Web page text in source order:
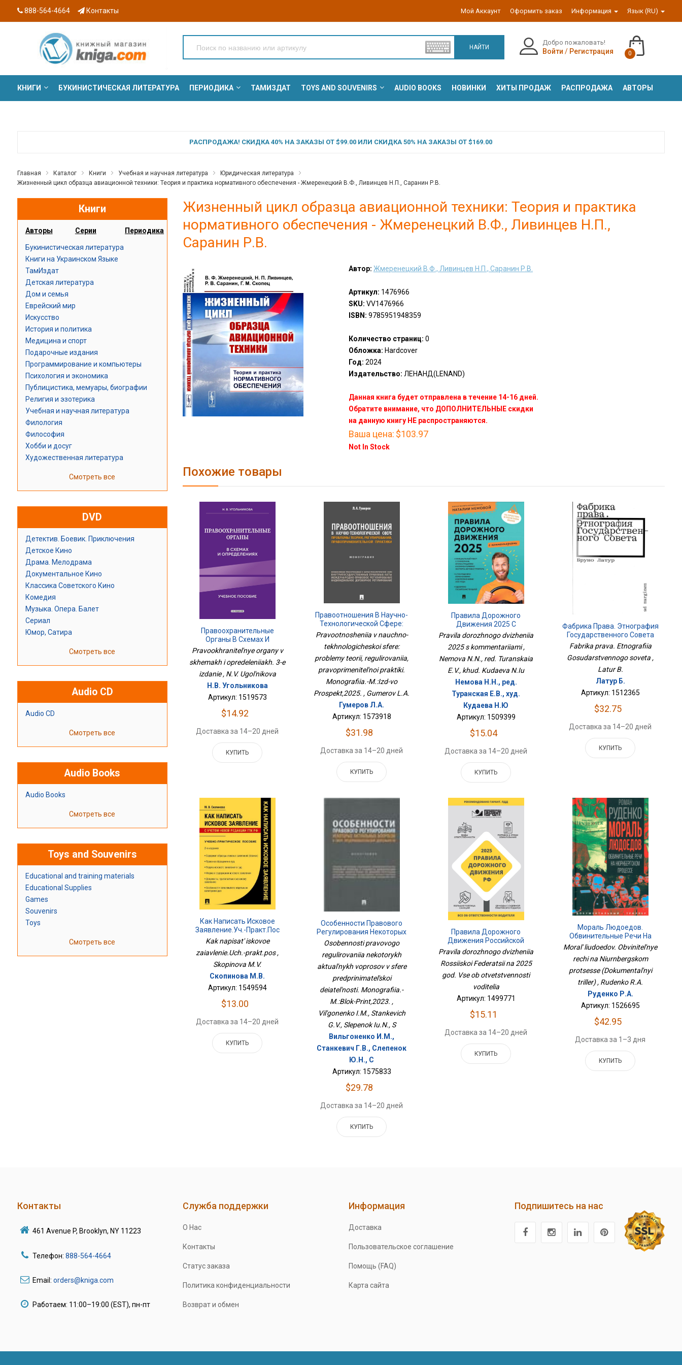
888-564-4664 Контакты Мой Аккаунт Оформить заказ Информация Язык (RU)
НАЙТИ
Добро пожаловать!
Войти / Регистрация 0
КНИГИ БУКИНИСТИЧЕСКАЯ ЛИТЕРАТУРА ПЕРИОДИКА ТАМИЗДАТ TOYS AND SOUVENIRS AUDIO BOOKS НОВИНКИ ХИТЫ ПРОДАЖ РАСПРОДАЖА АВТОРЫ
РАСПРОДАЖА! СКИДКА 40% НА ЗАКАЗЫ ОТ $99.00 ИЛИ СКИДКА 50% НА ЗАКАЗЫ ОТ $169.00
Главная Каталог Книги Учебная и научная литература
Юридическая литература
Жизненный цикл образца авиационной техники: Теория и практика нормативного обеспечения - Жмеренецкий В.Ф., Ливинцев Н.П., Саранин Р.В.
Книги
Авторы Серии Периодика
Букинистическая литература
Книги на Украинском Языке
ТамИздат
Детская литература
Дом и семья
Еврейский мир
Искусство
История и политика
Медицина и спорт
Подарочные издания
Программирование и компьютеры
Психология и экономика
Публицистика, мемуары, биографии
Религия и эзотерика
Учебная и научная литература
Филология
Философия
Хобби и досуг
Художественная литература
Смотреть все
DVD
Детектив. Боевик. Приключения
Детское Кино
Драма. Мелодрама
Документальное Кино
Классика Советского Кино
Комедия
Музыка. Опера. Балет
Сериал
Юмор, Сатира
Смотреть все
Audio CD
Audio CD
Смотреть все
Audio Books
Audio Books
Смотреть все
Toys and Souvenirs
Educational and training materials
Educational Supplies
Games
Souvenirs
Toys
Смотреть все
Жизненный цикл образца авиационной техники: Теория и практика
нормативного обеспечения - Жмеренецкий В.Ф., Ливинцев Н.П.,
Саранин Р.В.
Автор: Жмеренецкий В.Ф., Ливинцев Н.П., Саранин Р.В.
Артикул: 1476966
SKU: VV1476966
ISBN: 9785951948359
Количество страниц: 0
Обложка: Hardcover
Год: 2024
Издательство: ЛЕНАНД(LENAND)
Данная книга будет отправлена в течение 14-16 дней.
Обратите внимание, что ДОПОЛНИТЕЛЬНЫЕ скидки
на данную книгу НЕ распространяются.
Ваша цена: $103.97
Not In Stock
Похожие товары
Правоохранительные
Органы В Схемах И
Определениях. 3-Е Издание
Pravookhranitel'nye organy v
skhemakh i opredeleniiakh. 3-e
izdanie , N.V. Ugol'nikova
Н.В. Угольникова
Артикул: 1519573
$14.92
Доставка за 14–20 дней
КУПИТЬ
Правоотношения В Научно-
Технологической Сфере:
Проблемы Теории,
Правоприменительной
Практики. Монография.-
М.:Изд-Во Проспект,2025.
Pravootnosheniia v nauchno-
tekhnologicheskoi sfere:
problemy teorii, regulirovaniia,
pravoprimenitel'noi praktiki.
Monografiia.-M.:Izd-vo
Prospekt,2025. , Gumerov L.A.
Гумеров Л.А.
Артикул: 1573918
$31.98
Доставка за 14–20 дней
КУПИТЬ
Правила Дорожного
Движения 2025 С
Комментариями
Pravila dorozhnogo dvizheniia
2025 s kommentariiami ,
Nemova N.N., red. Turanskaia
E.V., khud. Kudaeva N.Iu
Немова Н.Н., ред.
Туранская Е.В., худ.
Кудаева Н.Ю
Артикул: 1509399
$15.04
Доставка за 14–20 дней
КУПИТЬ
Фабрика Права. Этнография
Государственного Совета
Fabrika prava. Etnografiia
Gosudarstvennogo soveta ,
Latur B.
Латур Б.
Артикул: 1512365
$32.75
Доставка за 14–20 дней
КУПИТЬ
Как Написать Исковое
Заявление.Уч.-Практ.пос
Kak napisat' iskovoe
zaiavlenie.Uch.-prakt.pos ,
Skopinova M.V.
Скопинова М.В.
Артикул: 1549594
$13.00
Доставка за 14–20 дней
КУПИТЬ
Особенности Правового
Регулирования Некоторых
Актуальных Вопросов В
Сфере
Предпринимательской
Деятельности. Монография.-
М.:Блок-Принт,2023.
Osobennosti pravovogo
regulirovaniia nekotorykh
aktual'nykh voprosov v sfere
predprinimatel'skoi
deiatel'nosti. Monografiia.-
M.:Blok-Print,2023. ,
Vil'gonenko I.M., Stankevich
G.V., Slepenok Iu.N., S
Вильгоненко И.М.,
Станкевич Г.В., Слепенок
Ю.Н., С
Артикул: 1575833
$29.78
Доставка за 14–20 дней
КУПИТЬ
Правила Дорожного
Движения Российской
Федерации На 2025 Год. Все
Об Ответственности
Водителя
Pravila dorozhnogo dvizheniia
Rossiiskoi Federatsii na 2025
god. Vse ob otvetstvennosti
voditelia
Артикул: 1499771
$15.11
Доставка за 14–20 дней
КУПИТЬ
Мораль Людоедов.
Обвинительные Речи На
Нюрнбергском Процессе
(Документальный Триллер)
Moral' liudoedov. Obvinitel'nye
rechi na Niurnbergskom
protsesse (Dokumental'nyi
triller) , Rudenko R.A.
Руденко Р.А.
Артикул: 1526695
$42.95
Доставка за 1–3 дня
КУПИТЬ
Контакты
461 Avenue P, Brooklyn, NY 11223
Телефон: 888-564-4664
Email: orders@kniga.com
Работаем: 11:00–19:00 (EST), пн-пт
Служба поддержки
О Нас
Контакты
Статус заказа
Политика конфиденциальности
Возврат и обмен
Информация
Доставка
Пользовательское соглашение
Помощь (FAQ)
Карта сайта
Подпишитесь на нас